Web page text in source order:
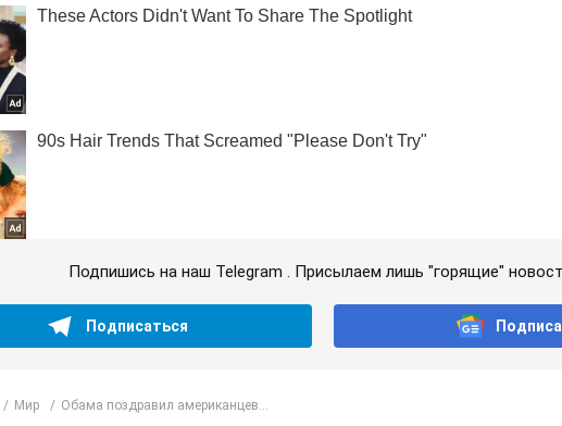
Подпишись на наш Telegram . Присылаем лишь "горящие"
Подписаться
Мир Обама поздравил американцев...